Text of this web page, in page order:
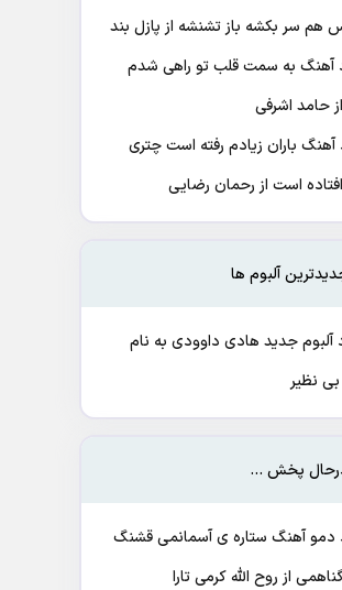
هم سر بکشه باز تشنشه از پازل بند
آهنگ به سمت قلب تو راهی شدم
حامد اشرفی
آهنگ باران زیادم رفته است چتری
است از رحمان رضایی
آلبوم ها
آلبوم جدید هادی داوودی به نام
نظیر
پخش ...
دمو آهنگ ﺳﺘﺎره ی آﺳﻤﺎﻧﻤﻰ ﻗﺸﻨﮓ
از روح الله کرمی تارا